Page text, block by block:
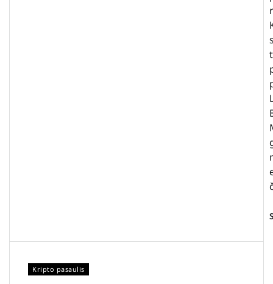
Kripto pasaulis